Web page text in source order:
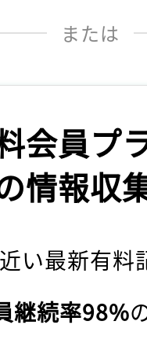
または
会員プ
情報収
い最新有料
継続率98%